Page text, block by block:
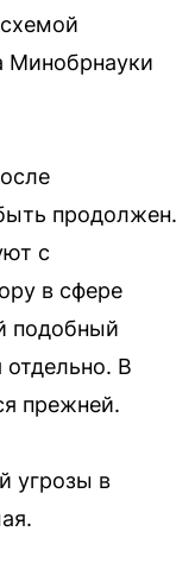
Минобрнауки
продолжен.
с
в сфере
подобный
отдельно. В
прежней.
угрозы в